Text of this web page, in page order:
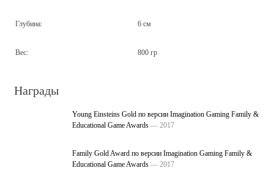
Глубина: 6 см
Вес: 800 гр
Награды
Young Einsteins Gold по версии Imagination Gaming Family &
Educational Game Awards — 2017
Family Gold Award по версии Imagination Gaming Family &
Educational Game Awards — 2017